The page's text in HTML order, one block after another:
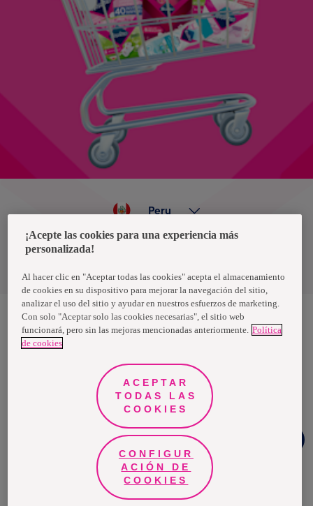
Política de privacidad de datos
Peru
Nosotras, una marca de Essity - una compañía global líder en
higiene y salud. Cada día, mil millones de personas, en todo el
propósito es romper barreras por el bienestar en beneficio de
consumidores, pacientes, cuidadores, clientes y la sociedad en
general. Vendemos en aproximadamente 150 países bajo las
principales marcas globales TENA y Tork, así como otras marcas
como Actimove, Cutimed, JOBST, Knix, Leukoplast, Libero, Libresse,
Lotus, Modibodi, Nosotras, Saba, Tempo, TOM Organic y Zewa. En
2024, Essity tuvo ventas de aproximadamente 13 mil millones de
euros y empleó a 36,000 personas. La sede de la compañía está
ubicada en Estocolmo, Suecia, y Essity cotiza en Nasdaq Estocolmo.
Más información enwww.essity.com.
¡Acepte las cookies para una experiencia más
personalizada!
Al hacer clic en "Aceptar todas las cookies" acepta el almacenamiento
de cookies en su dispositivo para mejorar la navegación del sitio,
analizar el uso del sitio y ayudar en nuestros esfuerzos de marketing.
Con solo "Aceptar solo las cookies necesarias", el sitio web
funcionará, pero sin las mejoras mencionadas anteriormente. Política
de cookies
ACEPTAR
TODAS LAS
COOKIES
CONFIGUR
ACIÓN DE
COOKIES